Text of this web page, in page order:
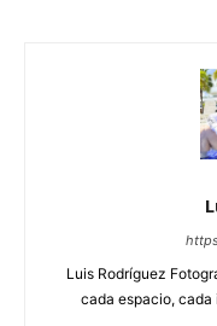
Luis Rodríguez
cada espacio, cada